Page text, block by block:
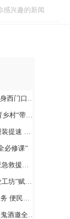
清淤一线
货主播”
安全出行
必修课”
识培训
乡村振兴
传暖人心
湘西主场夜